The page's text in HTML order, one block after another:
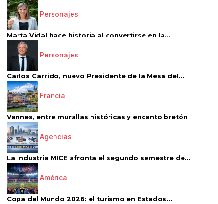
Personajes
Marta Vidal hace historia al convertirse en la...
Personajes
Carlos Garrido, nuevo Presidente de la Mesa del...
Francia
Vannes, entre murallas históricas y encanto bretón
Agencias
La industria MICE afronta el segundo semestre de...
América
Copa del Mundo 2026: el turismo en Estados...